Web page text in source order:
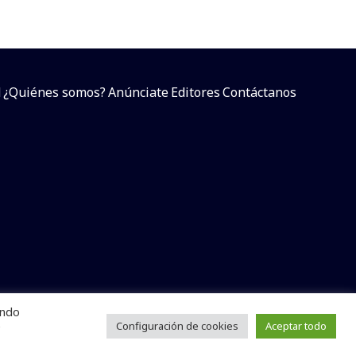
¿Quiénes somos?AnúnciateEditoresContáctanos
parcial sin dar referencia a la fuente.
Configuración de cookies Aceptar todo